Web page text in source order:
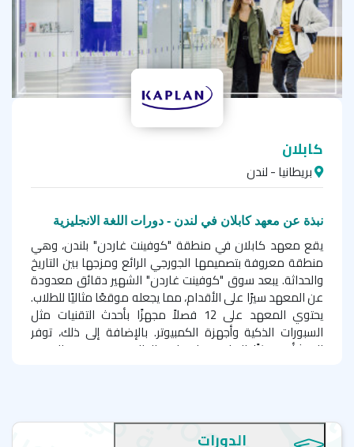
كابلان
بريطانيا - لندن
نبذة عن معهد كابلان في لندن - دورات اللغة الانجليزية
يقع معهد كابلان في منطقة "كوفينت غاردن" بلندن، وهي
منطقة معروفة بتصميمها الجورجي الرائع ومزجها بين التاريخ
والحداثة. يبعد سوق "كوفينت غاردن" الشهير دقائق معدودة
عن المعهد سيرًا على الأقدام، مما يجعله موقعًا مثاليًا للطلاب.
يحتوي المعهد على 12 فصلاً مجهزًا بأحدث التقنيات مثل
السبورات الذكية وأجهزة الكمبيوتر. بالإضافة إلى ذلك، توفر
المنشأة مركزًا للدراسة واستراحة للطلاب مع خدمة الإنترنت
يقدم معهد كابلان مجموعة واسعة من دورات اللغة
الدورات